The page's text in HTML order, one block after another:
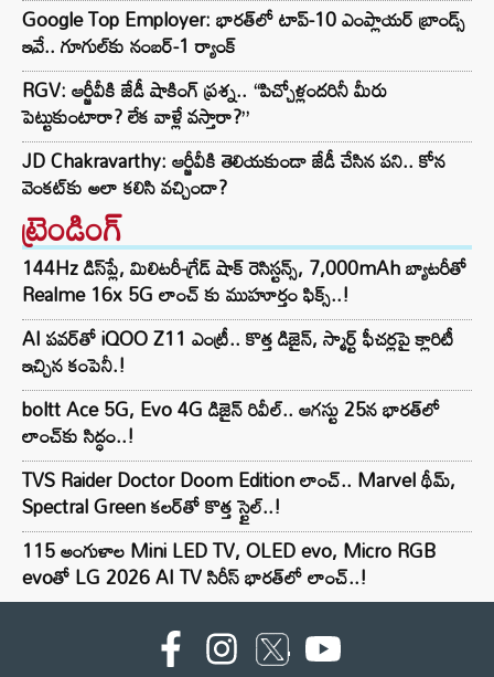
Google Top Employer: భారత్‌లో టాప్-10 ఎంప్లాయర్ బ్రాండ్స్
ఇవే.. గూగుల్‌కు నంబర్-1 ర్యాంక్
RGV: ఆర్జీవీకి జేడీ షాకింగ్ ప్రశ్న.. “పిచ్చోళ్లందరినీ మీరు
పెట్టుకుంటారా? లేక వాళ్లే వస్తారా?”
JD Chakravarthy: ఆర్జీవీకి తెలియకుండా జేడీ చేసిన పని.. కోన
వెంకట్‌కు అలా కలిసి వచ్చిందా?
ట్రెండింగ్‌
144Hz డిస్‌ప్లే, మిలిటరీ-గ్రేడ్ షాక్ రెసిస్టన్స్, 7,000mAh బ్యాటరీతో
Realme 16x 5G లాంచ్ కు ముహూర్తం ఫిక్స్..!
AI పవర్‌తో iQOO Z11 ఎంట్రీ.. కొత్త డిజైన్, స్మార్ట్ ఫీచర్లపై క్లారిటీ
ఇచ్చిన కంపెనీ.!
boltt Ace 5G, Evo 4G డిజైన్ రివీల్.. ఆగస్టు 25న భారత్‌లో
లాంచ్‌కు సిద్ధం..!
TVS Raider Doctor Doom Edition లాంచ్.. Marvel థీమ్,
Spectral Green కలర్‌తో కొత్త స్టైల్..!
115 అంగుళాల Mini LED TV, OLED evo, Micro RGB
evoతో LG 2026 AI TV సిరీస్ భారత్‌లో లాంచ్..!